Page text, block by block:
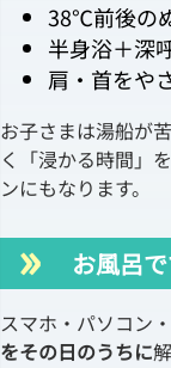
38℃前後の
半身浴＋深
肩・首をや
お子さまは湯船が
く「浸かる時間」
ンにもなります。
お風呂
スマホ・パソコン
をその日のうちに